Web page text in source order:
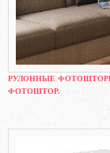
РУЛОННЫЕ
ФОТОШТОР.